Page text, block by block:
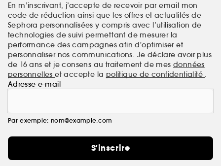
En m’inscrivant, j’accepte de recevoir par email mon
code de réduction ainsi que les offres et actualités de
Sephora personnalisées y compris avec l’utilisation de
technologies de suivi permettant de mesurer la
performance des campagnes afin d'optimiser et
personnaliser nos communications. Je déclare avoir plus
de 16 ans et je consens au traitement de mes données
personnelleset accepte la politique de confidentialité .
Adresse e-mail
Par exemple: nom@example.com
S'inscrire